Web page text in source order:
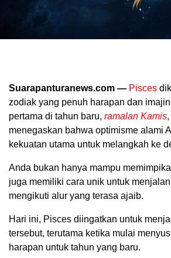
Suarapanturanews.com — Pisces
zodiak yang penuh harapan dan
pertama di tahun baru, ramalan Kamis,
menegaskan bahwa optimisme alami
kekuatan utama untuk melangkah ke
Anda bukan hanya mampu
juga memiliki cara unik untuk
mengikuti alur yang terasa ajaib.
Hari ini, Pisces diingatkan untuk
tersebut, terutama ketika mulai
harapan untuk tahun yang baru.